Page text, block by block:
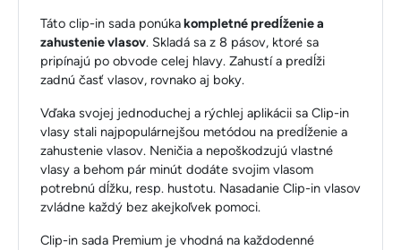
Táto clip-in sada ponúkakompletné predĺženie a
zahustenie vlasov. Skladá sa z 8 pásov, ktoré sa
pripínajú po obvode celej hlavy. Zahustí a predĺži
zadnú časť vlasov, rovnako aj boky.
Vďaka svojej jednoduchej a rýchlej aplikácii sa Clip-in
vlasy stali najpopulárnejšou metódou na predĺženie a
zahustenie vlasov. Neničia a nepoškodzujú vlastné
vlasy a behom pár minút dodáte svojim vlasom
potrebnú dĺžku, resp. hustotu. Nasadanie Clip-in vlasov
zvládne každý bez akejkoľvek pomoci.
Clip-in sada Premium je vhodná na každodenné